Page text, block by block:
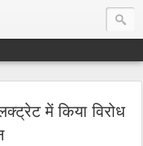
में किया विरोध